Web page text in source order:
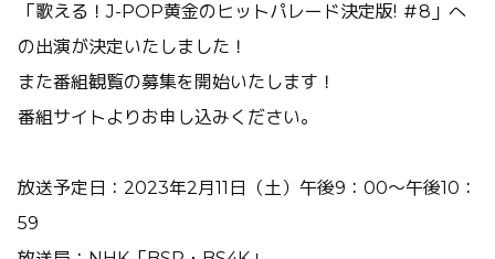
「歌える！J-POP黄金のヒットパレード決定版! ＃8」へ
の出演が決定いたしました！
また番組観覧の募集を開始いたします！
番組サイトよりお申し込みください。
放送予定日：2023年2月11日（土）午後9：00〜午後10：
59